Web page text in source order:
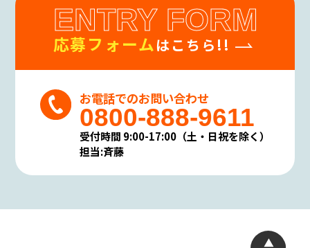
ENTRY FORM
応募フォームはこちら!!
お電話でのお問い合わせ
0800-888-9611
受付時間 9:00-17:00（土・日祝を除く）
担当:斉藤